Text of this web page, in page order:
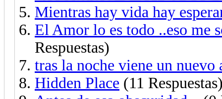
Mientras hay vida hay
El Amor lo es todo ..eso me
Respuestas)
tras la noche viene un nuevo
Hidden Place (11